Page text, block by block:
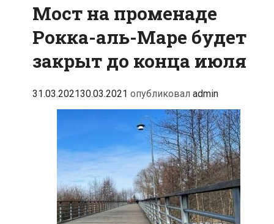
Мост на променаде
Рокка-аль-Маре будет
закрыт до конца июля
31.03.202130.03.2021 опубликовал admin